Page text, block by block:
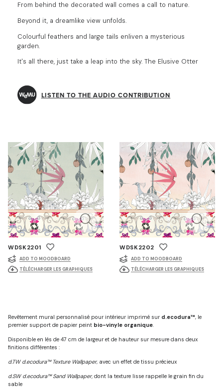
From behind the decorated wall comes a call to nature.
Beyond it, a dreamlike view unfolds.
Colourful feathers and large tails enliven a mysterious
garden.
It's all there, just take a leap into the sky. The Elusive Otter
LISTEN TO THE AUDIO CONTRIBUTION
WDSK2201
ADD TO MOODBOARD
TÉLÉCHARGER LES GRAPHIQUES
WDSK2202
ADD TO MOODBOARD
TÉLÉCHARGER LES GRAPHIQUES
Revêtement mural personnalisé pour intérieur imprimé sur d.ecodura™, le
premier support de papier peint bio-vinyle organique.
Disponible en lés de 47 cm de largeur et de hauteur sur mesure dans deux
finitions différentes :
d.TW d.ecodura™ Texture Wallpaper, avec un effet de tissu précieux
d.SW d.ecodura™ Sand Wallpaper, dont la texture lisse rappelle le grain fin du
sable